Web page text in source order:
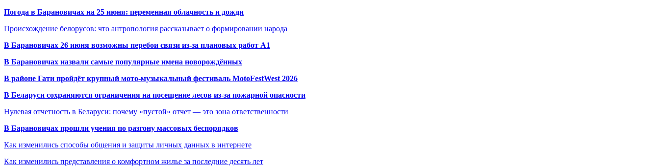
Погода в Барановичах на 25 июня: переменная облачность и дожди
Происхождение белорусов: что антропология рассказывает о формировании народа
В Барановичах 26 июня возможны перебои связи из-за плановых работ A1
В Барановичах назвали самые популярные имена новорождённых
В районе Гати пройдёт крупный мото-музыкальный фестиваль MotoFestWest 2026
В Беларуси сохраняются ограничения на посещение лесов из-за пожарной опасности
Нулевая отчетность в Беларуси: почему «пустой» отчет — это зона ответственности
В Барановичах прошли учения по разгону массовых беспорядков
Как изменились способы общения и защиты личных данных в интернете
Как изменились представления о комфортном жилье за последние десять лет